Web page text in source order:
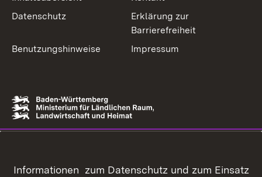
Datenschutz
Erklärung zur
Barrierefreiheit
Benutzungshinweise
Impressum
Informationen zum Datenschutz und zum Einsatz